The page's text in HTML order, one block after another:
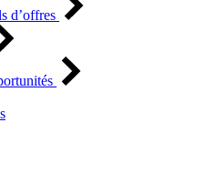
d’offres